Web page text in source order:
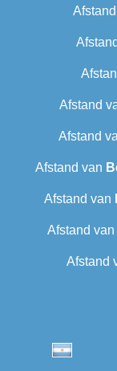
Afstand
Afstand
Afstand van
Afstand van
Afstand van
Afstand